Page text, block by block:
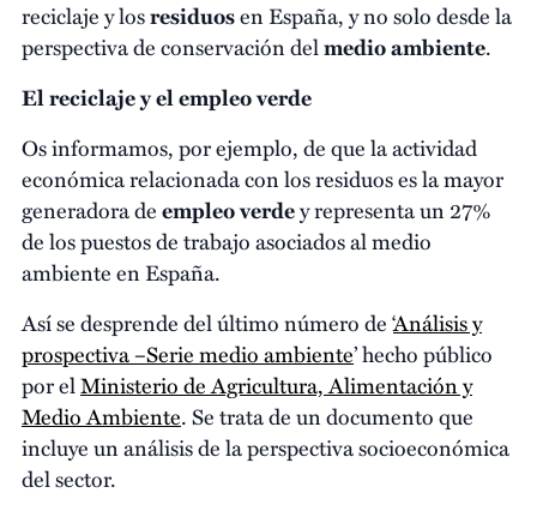
reciclaje y losresiduosen España, y no solo desde la
perspectiva de conservación delmedio ambiente.
El reciclaje y el empleo verde
Os informamos, por ejemplo, de que la actividad
económica relacionada con los residuos es la mayor
generadora deempleo verdey representa un 27%
de los puestos de trabajo asociados al medio
ambiente en España.
Así se desprende del último número de ‘Análisis y
prospectiva –Serie medio ambiente’ hecho público
por elMinisterio de Agricultura, Alimentación y
Medio Ambiente. Se trata de un documento que
incluye un análisis de la perspectiva socioeconómica
del sector.